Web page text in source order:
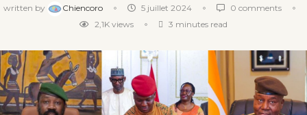
written by Chiencoro 5 juillet 2024
0 comments
2,1K views 3 minutes read